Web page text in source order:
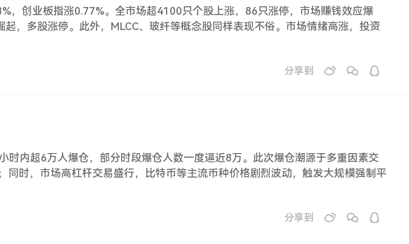
，创业板指涨0.77%。全市场超4100只个股上涨，86只涨停，市场赚钱效应爆
，多股涨停。此外，MLCC、玻纤等概念股同样表现不俗。市场情绪高涨，投资
分享到
内超6万人爆仓，部分时段爆仓人数一度逼近8万。此次爆仓潮源于多重因素交
时，市场高杠杆交易盛行，比特币等主流币种价格剧烈波动，触发大规模强制平
分享到